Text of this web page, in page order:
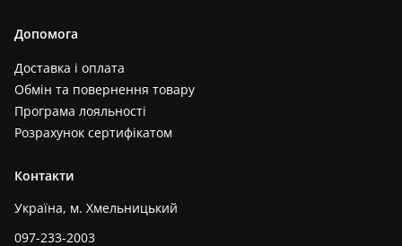
Допомога
Доставка і оплата
Обмін та повернення товару
Програма лояльності
Розрахунок сертифікатом
Контакти
Україна, м. Хмельницький
097-233-2003